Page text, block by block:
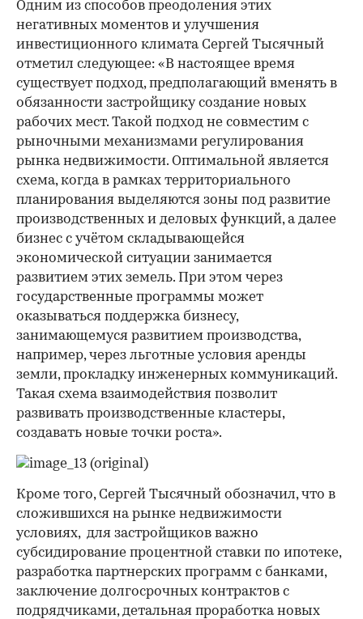
Одним из способов преодоления этих
негативных моментов и улучшения
инвестиционного климата Сергей Тысячный
отметил следующее: «В настоящее время
существует подход, предполагающий вменять в
обязанности застройщику создание новых
рабочих мест. Такой подход не совместим с
рыночными механизмами регулирования
рынка недвижимости. Оптимальной является
схема, когда в рамках территориального
планирования выделяются зоны под развитие
производственных и деловых функций, а далее
бизнес с учётом складывающейся
экономической ситуации занимается
развитием этих земель. При этом через
государственные программы может
оказываться поддержка бизнесу,
занимающемуся развитием производства,
например, через льготные условия аренды
земли, прокладку инженерных коммуникаций.
Такая схема взаимодействия позволит
развивать производственные кластеры,
создавать новые точки роста».
Кроме того, Сергей Тысячный обозначил, что в
сложившихся на рынке недвижимости
условиях, для застройщиков важно
субсидирование процентной ставки по ипотеке,
разработка партнерских программ с банками,
заключение долгосрочных контрактов с
подрядчиками, детальная проработка новых